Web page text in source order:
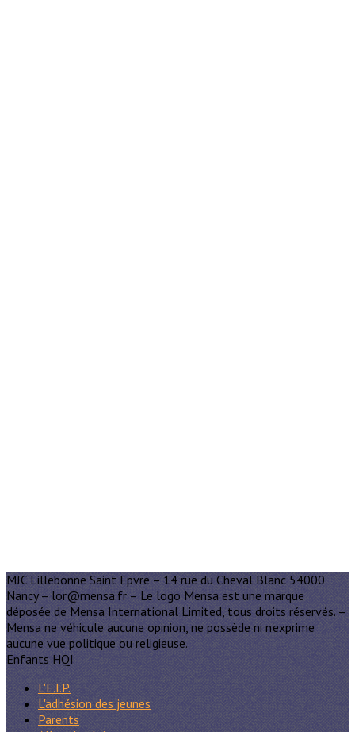
MJC Lillebonne Saint Epvre – 14 rue du Cheval Blanc 54000
Nancy – lor@mensa.fr – Le logo Mensa est une marque
déposée de Mensa International Limited, tous droits réservés. –
Mensa ne véhicule aucune opinion, ne possède ni n'exprime
aucune vue politique ou religieuse.
Enfants HQI
L'E.I.P.
L'adhésion des jeunes
Parents